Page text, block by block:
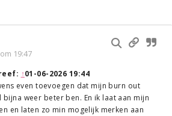
19:47
↑01-06-2026 19:44
even toevoegen dat mijn burn out
bijna weer beter ben. En ik laat aan mijn
en laten zo min mogelijk merken aan